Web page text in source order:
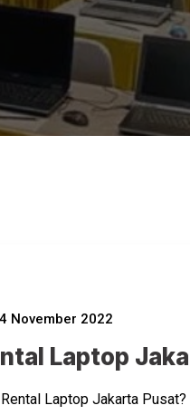
November 2022
Laptop
Rental Laptop Jakarta Pusat?